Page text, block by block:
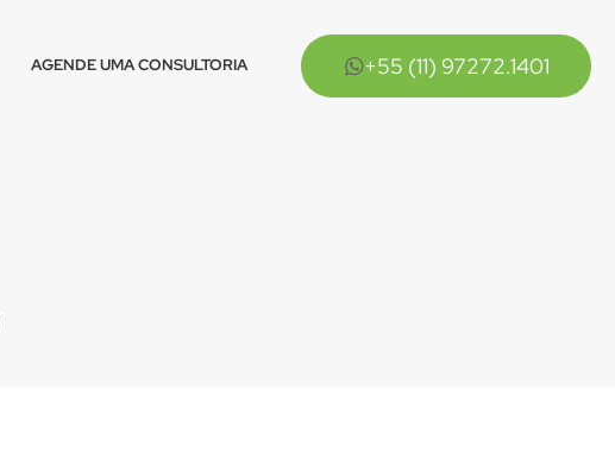
AGENDE UMA CONSULTORIA +55 (11) 97272.1401